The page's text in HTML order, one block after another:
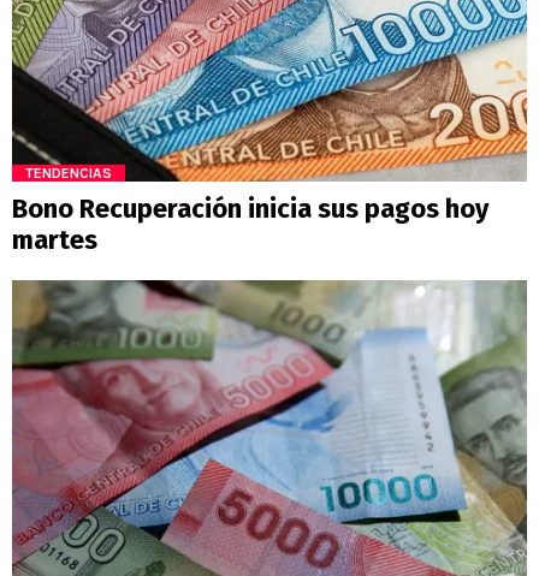
TENDENCIAS
Bono Recuperación inicia sus pagos hoy
martes